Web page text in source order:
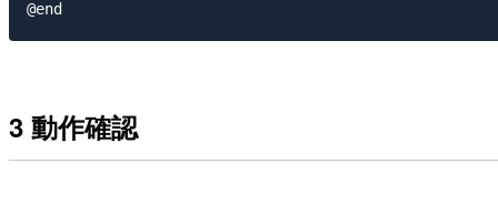
3 動作確認